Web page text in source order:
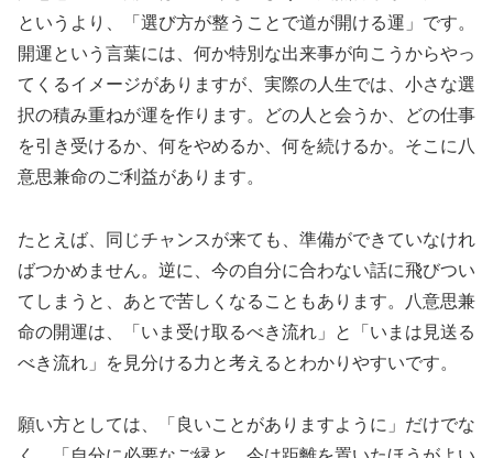
というより、「選び方が整うことで道が開ける運」です。
開運という言葉には、何か特別な出来事が向こうからやっ
てくるイメージがありますが、実際の人生では、小さな選
択の積み重ねが運を作ります。どの人と会うか、どの仕事
を引き受けるか、何をやめるか、何を続けるか。そこに八
意思兼命のご利益があります。
たとえば、同じチャンスが来ても、準備ができていなけれ
ばつかめません。逆に、今の自分に合わない話に飛びつい
てしまうと、あとで苦しくなることもあります。八意思兼
命の開運は、「いま受け取るべき流れ」と「いまは見送る
べき流れ」を見分ける力と考えるとわかりやすいです。
願い方としては、「良いことがありますように」だけでな